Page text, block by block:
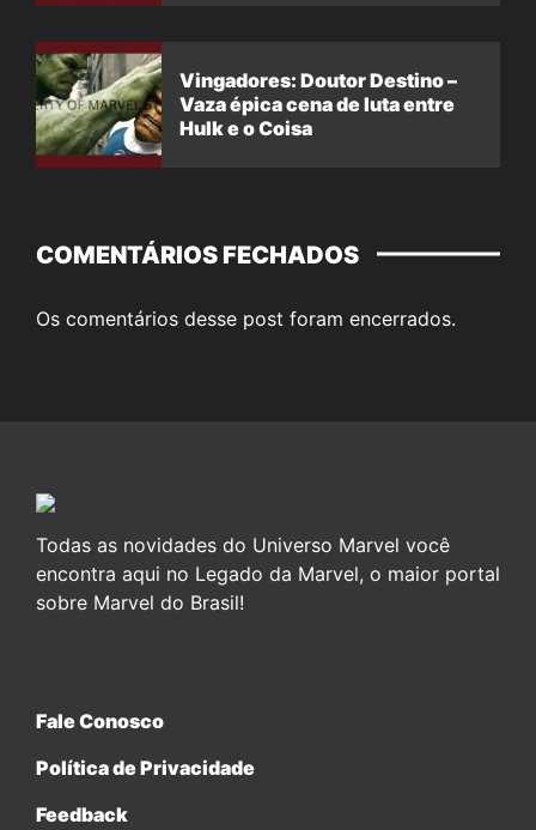
Vingadores: Doutor Destino –
Vaza épica cena de luta entre
Hulk e o Coisa
COMENTÁRIOS FECHADOS
Os comentários desse post foram encerrados.
Todas as novidades do Universo Marvel você
encontra aqui no Legado da Marvel, o maior portal
sobre Marvel do Brasil!
Fale Conosco
Política de Privacidade
Feedback